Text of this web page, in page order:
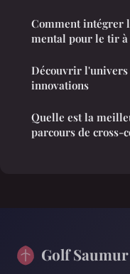
Comment intégrer
mental pour le tir à
Découvrir l'univers
innovations
Quelle est la
parcours de cross-
Golf Saumur